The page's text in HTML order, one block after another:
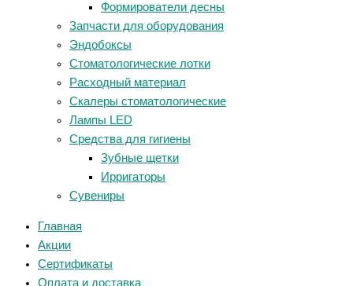
Формирователи десны
Запчасти для оборудования
Эндобоксы
Стоматологические лотки
Расходный материал
Скалеры стоматологические
Лампы LED
Средства для гигиены
Зубные щетки
Ирригаторы
Сувениры
Главная
Акции
Сертификаты
Оплата и доставка